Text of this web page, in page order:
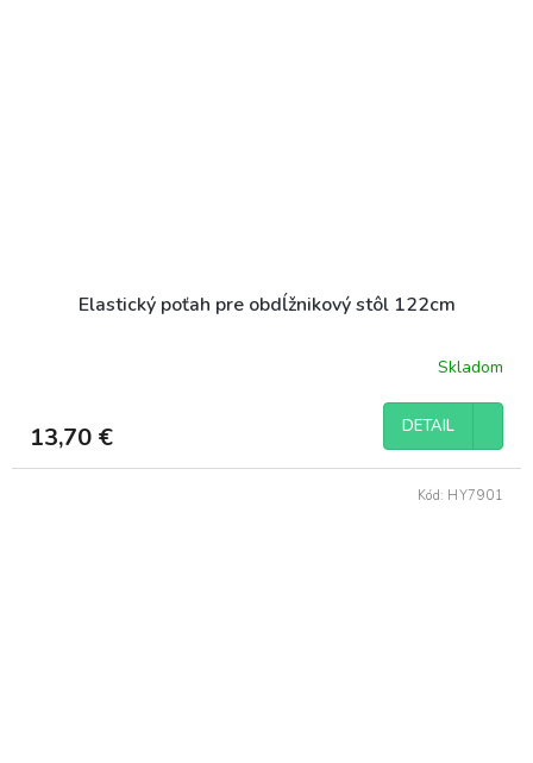
Elastický poťah pre obdĺžnikový stôl 122cm
Skladom
13,70 € DETAIL
Kód: HY7901